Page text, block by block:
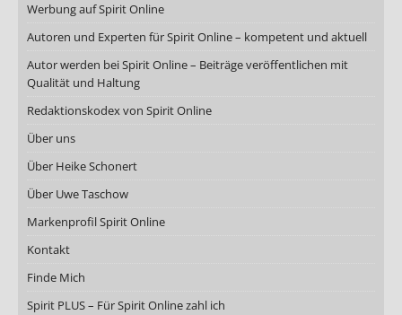
Werbung auf Spirit Online
Autoren und Experten für Spirit Online – kompetent und aktuell
Autor werden bei Spirit Online – Beiträge veröffentlichen mit
Qualität und Haltung
Redaktionskodex von Spirit Online
Über uns
Über Heike Schonert
Über Uwe Taschow
Markenprofil Spirit Online
Kontakt
Finde Mich
Spirit PLUS – Für Spirit Online zahl ich